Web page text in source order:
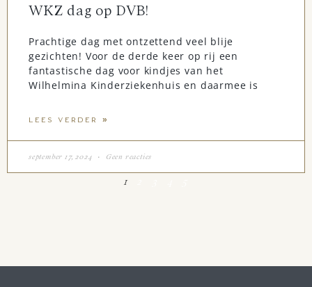
WKZ dag op DVB!
Prachtige dag met ontzettend veel blije
gezichten! Voor de derde keer op rij een
fantastische dag voor kindjes van het
Wilhelmina Kinderziekenhuis en daarmee is
LEES VERDER »
september 17, 2024 Geen reacties
1